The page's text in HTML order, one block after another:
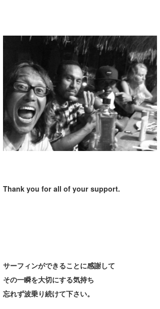
Thank you for all of your support.
サーフィンができることに感謝して
その一瞬を大切にする気持ち
忘れず波乗り続けて下さい。